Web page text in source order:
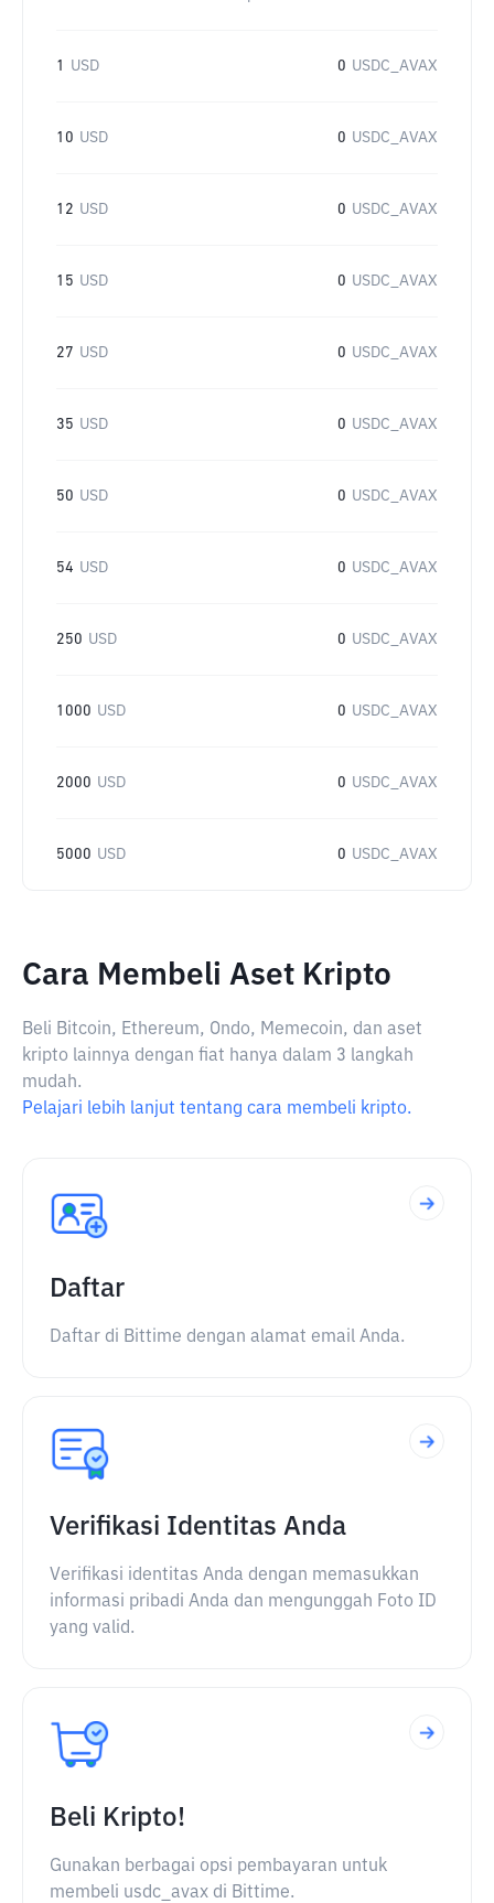
1 USD 0 USDC_AVAX
10 USD 0 USDC_AVAX
12 USD 0 USDC_AVAX
15 USD 0 USDC_AVAX
27 USD 0 USDC_AVAX
35 USD 0 USDC_AVAX
50 USD 0 USDC_AVAX
54 USD 0 USDC_AVAX
250 USD 0 USDC_AVAX
1000 USD 0 USDC_AVAX
2000 USD 0 USDC_AVAX
5000 USD 0 USDC_AVAX
Cara Membeli Aset Kripto
Beli Bitcoin, Ethereum, Ondo, Memecoin, dan aset
kripto lainnya dengan fiat hanya dalam 3 langkah
mudah.
Pelajari lebih lanjut tentang cara membeli kripto.
Daftar
Daftar di Bittime dengan alamat email Anda.
Verifikasi Identitas Anda
Verifikasi identitas Anda dengan memasukkan
informasi pribadi Anda dan mengunggah Foto ID
yang valid.
Beli Kripto!
Gunakan berbagai opsi pembayaran untuk
membeli usdc_avax di Bittime.